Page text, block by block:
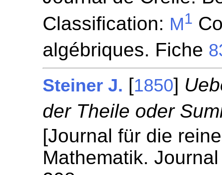
Classification: M1
algébriques. Fiche
Steiner J. [1850]
der Theile oder
[Journal für die
Mathematik.